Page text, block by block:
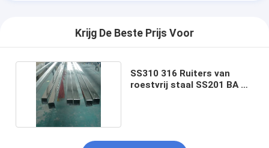
Krijg De Beste Prijs Voor
SS310 316 Ruiters van
roestvrij staal SS201 BA 2B